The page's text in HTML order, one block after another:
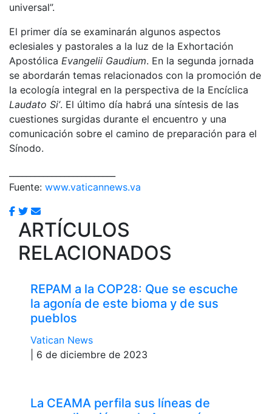
universal”.
El primer día se examinarán algunos aspectos
eclesiales y pastorales a la luz de la Exhortación
Apostólica Evangelii Gaudium. En la segunda jornada
se abordarán temas relacionados con la promoción de
la ecología integral en la perspectiva de la Encíclica
Laudato Si’. El último día habrá una síntesis de las
cuestiones surgidas durante el encuentro y una
comunicación sobre el camino de preparación para el
Sínodo.
Fuente: www.vaticannews.va
ARTÍCULOS
RELACIONADOS
REPAM a la COP28: Que se escuche
la agonía de este bioma y de sus
pueblos
Vatican News
| 6 de diciembre de 2023
La CEAMA perfila sus líneas de